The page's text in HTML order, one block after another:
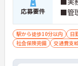
困ったときも一人
・エリアマネージ
・人事・法務など
・労務やトラブル
→ 安心して業務に
■ 年齢問わず長く
応募要件
■管
駅から徒歩10分以内 日
社会保険完備
交通費支